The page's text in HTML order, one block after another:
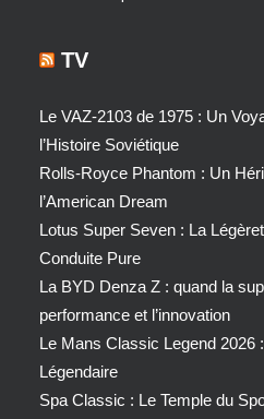
TV
Le VAZ-2103 de 1975 : Un
l’Histoire Soviétique
Rolls-Royce Phantom : Un
l’American Dream
Lotus Super Seven : La
Conduite Pure
La BYD Denza Z : quand la
performance et l’innovation
Le Mans Classic Legend 2026
Légendaire
Spa Classic : Le Temple du